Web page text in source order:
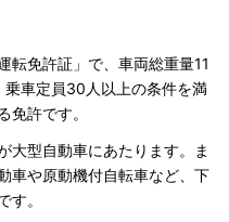
免許証」で、車両総重量11
乗車定員30人以上の条件を満
免許です。
型自動車にあたります。ま
車や原動機付自転車など、下
す。